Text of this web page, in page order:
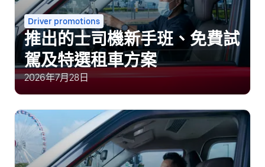
Driver promotions
推出的士司機新手班、免費試
駕及特選租車方案
2026年7月28日